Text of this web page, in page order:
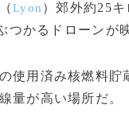
Lyon ）郊外約25
かるドローンが
用済み核燃料貯
量が高い場所だ。